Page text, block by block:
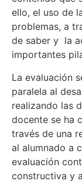
ello, el uso de
problemas, a
de saber y la
importantes
La evaluación
paralela al
realizando las
docente se ha
través de una
al alumnado a
evaluación
constructiva y